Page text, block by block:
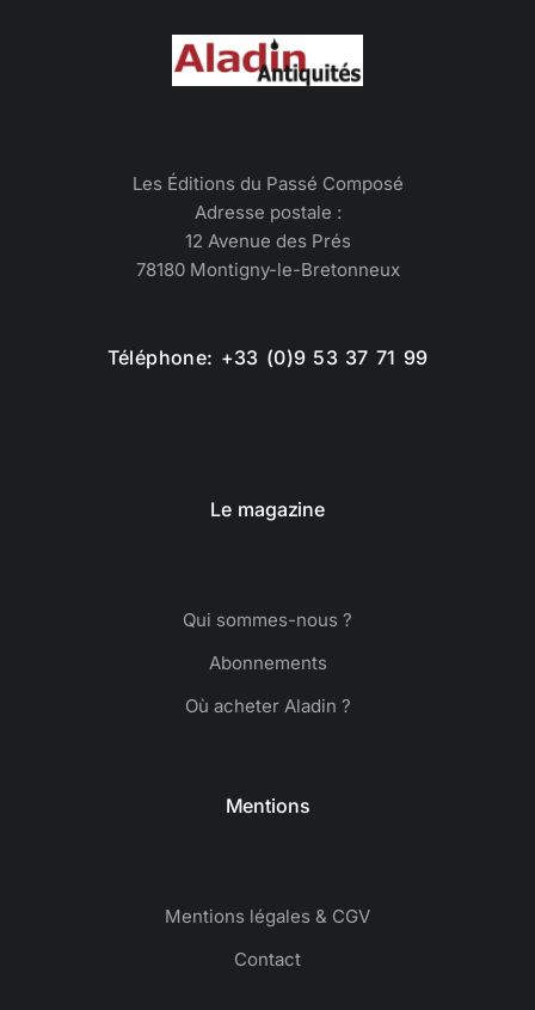
Les Éditions du Passé Composé
Adresse postale :
12 Avenue des Prés
78180 Montigny-le-Bretonneux
Téléphone: +33 (0)9 53 37 71 99
Le magazine
Qui sommes-nous ?
Abonnements
Où acheter Aladin ?
Mentions
Mentions légales & CGV
Contact